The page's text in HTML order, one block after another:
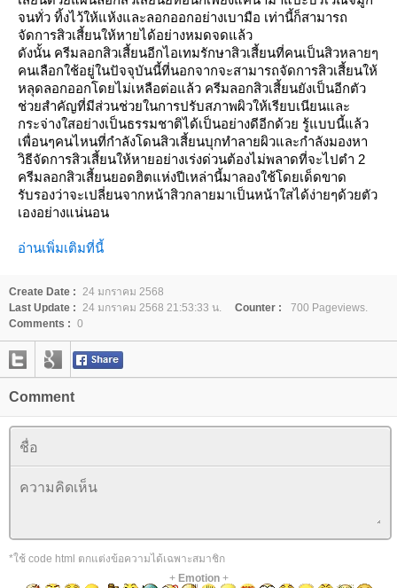
จนทั่ว ทิ้งไว้ให้แห้งและลอกออกอย่างเบามือ เท่านี้ก็สามารถ
จัดการสิวเสี้ยนให้หายได้อย่างหมดจดแล้ว
ดังนั้น ครีมลอกสิวเสี้ยนอีกไอเทมรักษาสิวเสี้ยนที่คนเป็นสิวหลายๆ
คนเลือกใช้อยู่ในปัจจุบันนี้ที่นอกจากจะสามารถจัดการสิวเสี้ยนให้
หลุดลอกออกโดยไม่เหลือต่อแล้ว ครีมลอกสิวเสี้ยนยังเป็นอีกตัว
ช่วยสำคัญที่มีส่วนช่วยในการปรับสภาพผิวให้เรียบเนียนและ
กระจ่างใสอย่างเป็นธรรมชาติได้เป็นอย่างดีอีกด้วย รู้แบบนี้แล้ว
เพื่อนๆคนไหนที่กำลังโดนสิวเสี้ยนบุกทำลายผิวและกำลังมองหา
วิธีจัดการสิวเสี้ยนให้หายอย่างเร่งด่วนต้องไม่พลาดที่จะไปตำ 2
ครีมลอกสิวเสี้ยนยอดฮิตแห่งปีเหล่านี้มาลองใช้โดยเด็ดขาด
รับรองว่าจะเปลี่ยนจากหน้าสิวกลายมาเป็นหน้าใสได้ง่ายๆด้วยตัว
เองอย่างแน่นอน
อ่านเพิ่มเติมที่นี้
Create Date :
24 มกราคม 2568
Last Update :
24 มกราคม 2568 21:53:33 น. Counter :
700 Pageviews.
Comments : 0
Comment
*ใช้ code html ตกแต่งข้อความได้เฉพาะสมาชิก
+ Emotion+